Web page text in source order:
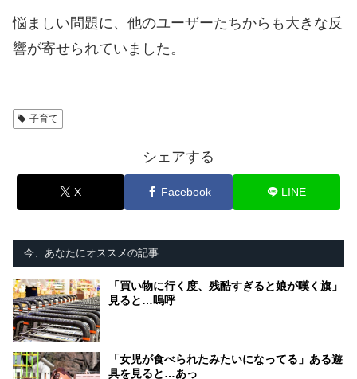
悩ましい問題に、他のユーザーたちからも大きな反
響が寄せられていました。
子育て
シェアする
X Facebook LINE
今、あなたにオススメの記事
「買い物に行く度、残酷すぎると娘が嘆く旗」
見ると…嗚呼
「女児が食べられたみたいになってる」ある遊
具を見ると…あっ